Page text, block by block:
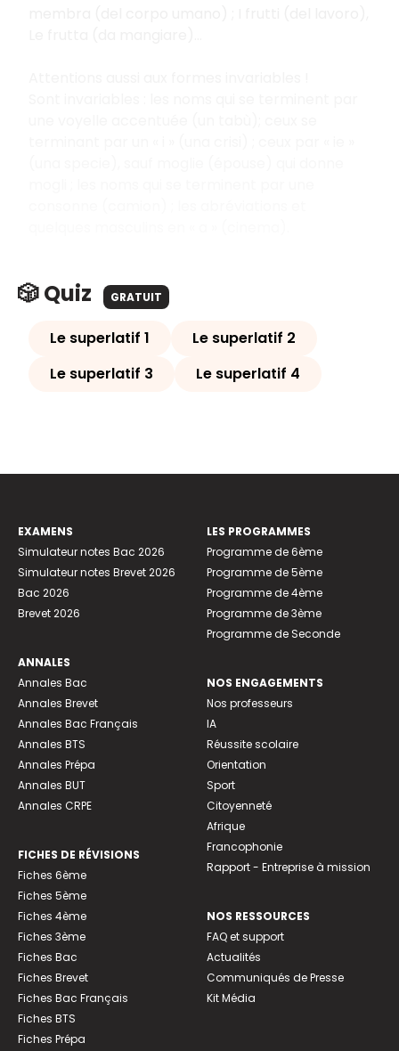
🎲 Quiz GRATUIT
Le superlatif 1
Le superlatif 2
Le superlatif 3
Le superlatif 4
EXAMENS
Simulateur notes Bac 2026
Simulateur notes Brevet 2026
Bac 2026
Brevet 2026
ANNALES
Annales Bac
Annales Brevet
Annales Bac Français
Annales BTS
Annales Prépa
Annales BUT
Annales CRPE
FICHES DE RÉVISIONS
Fiches 6ème
Fiches 5ème
Fiches 4ème
Fiches 3ème
Fiches Bac
Fiches Brevet
Fiches Bac Français
Fiches BTS
Fiches Prépa
LES PROGRAMMES
Programme de 6ème
Programme de 5ème
Programme de 4ème
Programme de 3ème
Programme de Seconde
NOS ENGAGEMENTS
Nos professeurs
IA
Réussite scolaire
Orientation
Sport
Citoyenneté
Afrique
Francophonie
Rapport - Entreprise à mission
NOS RESSOURCES
FAQ et support
Actualités
Communiqués de Presse
Kit Média